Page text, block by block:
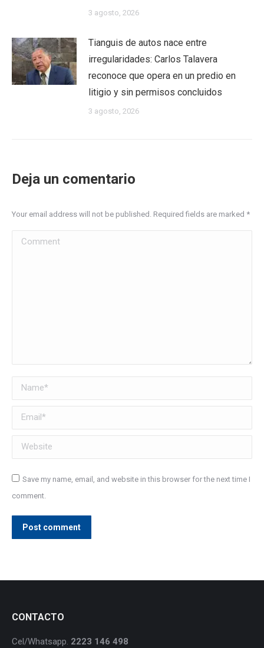
3 agosto, 2026
Tianguis de autos nace entre
irregularidades: Carlos Talavera
reconoce que opera en un predio en
litigio y sin permisos concluidos
3 agosto, 2026
Deja un comentario
Your email address will not be published. Required fields are marked *
Comment
Name *
Email *
Website
Save my name, email, and website in this browser for the next time I
comment.
Post comment
CONTACTO
Cel/Whatsapp. 2223 146 498